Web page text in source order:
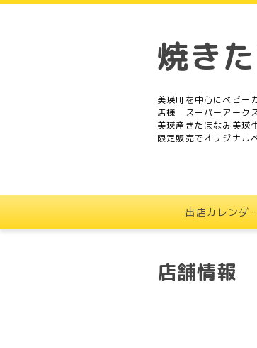
焼き
美瑛町を中心にベビ
店様 スーパーアーク
美瑛産きたほなみ美瑛
限定販売でオリジナル
出店カレンダ
店舗情報